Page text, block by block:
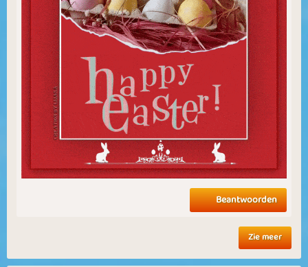
Beantwoorden
Zie meer